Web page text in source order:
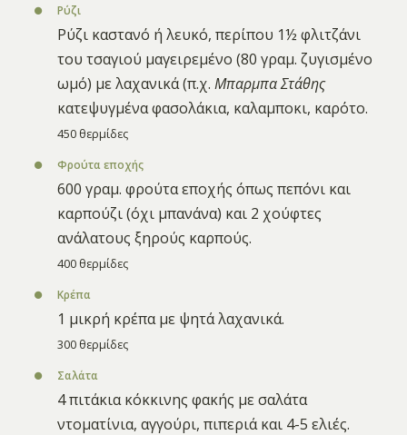
Ρύζι
Ρύζι καστανό ή λευκό, περίπου 1½ φλιτζάνι
του τσαγιού μαγειρεμένο (80 γραμ. ζυγισμένο
ωμό) με λαχανικά (π.χ.Μπαρμπα Στάθης
κατεψυγμένα φασολάκια, καλαμποκι, καρότο.
450 θερμίδες
Φρούτα εποχής
600 γραμ. φρούτα εποχής όπως πεπόνι και
καρπούζι (όχι μπανάνα) και 2 χούφτες
ανάλατους ξηρούς καρπούς.
400 θερμίδες
Κρέπα
1 μικρή κρέπα με ψητά λαχανικά.
300 θερμίδες
Σαλάτα
4 πιτάκια κόκκινης φακής με σαλάτα
ντοματίνια, αγγούρι, πιπεριά και 4-5 ελιές.